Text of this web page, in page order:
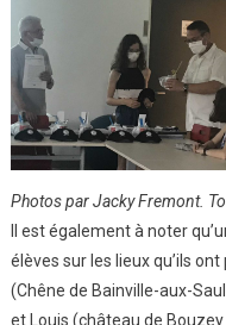
Photos par Jacky Fremont.
Il est également à noter
élèves sur les lieux qu’ils
(Chêne de Bainville-aux-
et Louis (château de